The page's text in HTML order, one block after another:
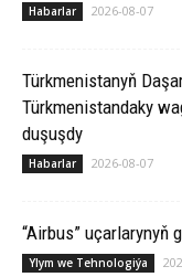
Habarlar 2026-08-07
Türkmenistanyň
Türkmenistandaky
duşuşdy
Habarlar 2026-08-07
“Airbus” uçarlarynyň
Ylym we Tehnologiýa